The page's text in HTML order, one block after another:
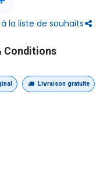
la liste de souhaits
Conditions
Livraison gratuite